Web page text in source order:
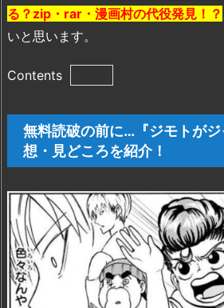
る？zip・rar・漫画村の代役発見！？
いと思います。
Contents
無
料
読
の
に…
『ジ
モ
ト
無料読破の前に…『ジモトが
想・見どころを紹介！